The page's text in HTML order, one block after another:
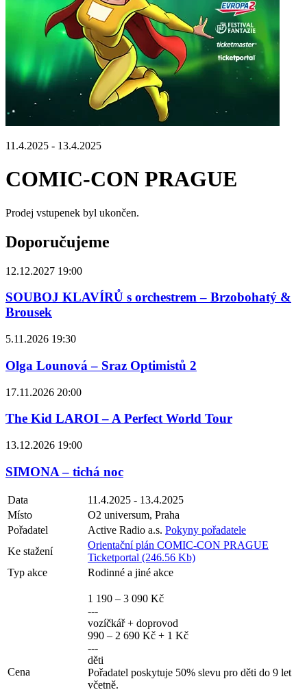
11.4.2025 - 13.4.2025
COMIC-CON PRAGUE
Prodej vstupenek byl ukončen.
Doporučujeme
12.12.2027 19:00
SOUBOJ KLAVÍRŮ s orchestrem – Brzobohatý &
Brousek
5.11.2026 19:30
Olga Lounová – Sraz Optimistů 2
17.11.2026 20:00
The Kid LAROI – A Perfect World Tour
13.12.2026 19:00
SIMONA – tichá noc
Data
11.4.2025 - 13.4.2025
Místo
O2 universum, Praha
Pořadatel
Active Radio a.s. Pokyny pořadatele
Ke stažení
Orientační plán COMIC-CON PRAGUE
Ticketportal (246.56 Kb)
Typ akce
Rodinné a jiné akce
Cena
1 190 – 3 090 Kč
---
vozíčkář + doprovod
990 – 2 690 Kč + 1 Kč
---
děti
Pořadatel poskytuje 50% slevu pro děti do 9 let
včetně.